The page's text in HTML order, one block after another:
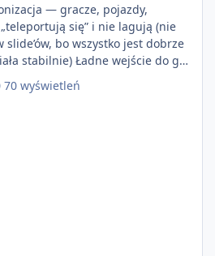
— gracze, pojazdy,
się” i nie lagują (nie
bo wszystko jest dobrze
wejście do gry
multiplayera Wygodne
i skryptów (wsparcie C# / JS /
70 wyświetleń